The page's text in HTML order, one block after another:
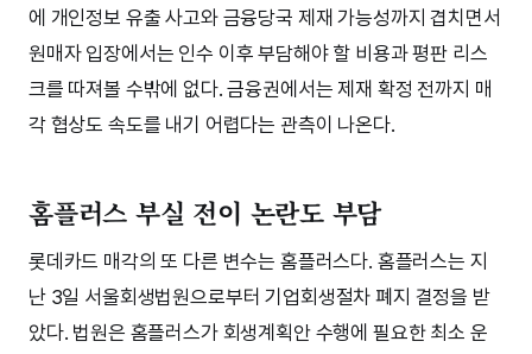
에 개인정보 유출 사고와 금융당국 제재 가능성까지 겹치면서
원매자 입장에서는 인수 이후 부담해야 할 비용과 평판 리스
크를 따져볼 수밖에 없다. 금융권에서는 제재 확정 전까지 매
각 협상도 속도를 내기 어렵다는 관측이 나온다.
홈플러스 부실 전이 논란도 부담
롯데카드 매각의 또 다른 변수는 홈플러스다. 홈플러스는 지
난 3일 서울회생법원으로부터 기업회생절차 폐지 결정을 받
았다. 법원은 홈플러스가 회생계획안 수행에 필요한 최소 운